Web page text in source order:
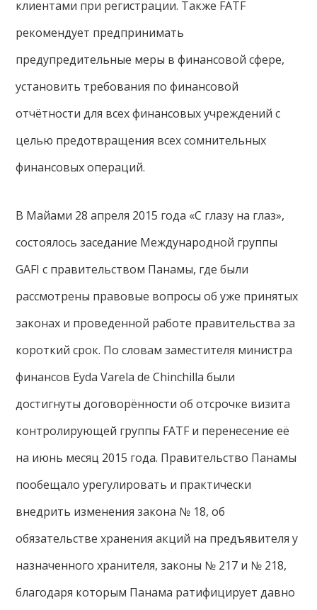
клиентами при регистрации. Также FATF
рекомендует предпринимать
предупредительные меры в финансовой сфере,
установить требования по финансовой
отчётности для всех финансовых учреждений с
целью предотвращения всех сомнительных
финансовых операций.
В Майами 28 апреля 2015 года «С глазу на глаз»,
состоялось заседание Международной группы
GAFI с правительством Панамы, где были
рассмотрены правовые вопросы об уже принятых
законах и проведенной работе правительства за
короткий срок. По словам заместителя министра
финансов Eyda Varela de Chinchilla были
достигнуты договорённости об отсрочке визита
контролирующей группы FATF и перенесение её
на июнь месяц 2015 года. Правительство Панамы
пообещало урегулировать и практически
внедрить изменения закона № 18, об
обязательстве хранения акций на предъявителя у
назначенного хранителя, законы № 217 и № 218,
благодаря которым Панама ратифицирует давно